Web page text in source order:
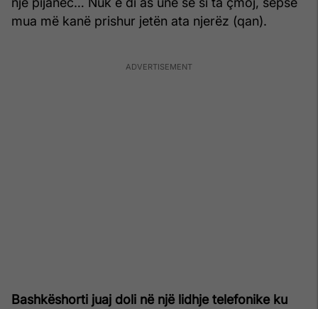
mua më kanë prishur jetën ata njerëz (qan).
Bashkëshorti juaj doli në një lidhje telefonike ku